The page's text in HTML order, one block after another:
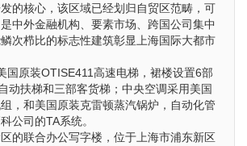
的核心，该区域已经划归自贸区范畴，可
中外金融机构、要素市场、跨国公司集中
次栉比的标志性建筑彰显上海国际大都市
国原装OTISE411高速电梯，裙楼设置6部
动扶梯和三部客货梯；中央空调采用美国
，和美国原装克雷顿蒸汽锅炉，自动化管
公司的TA系统。
的联合办公写字楼，位于上海市浦东新区